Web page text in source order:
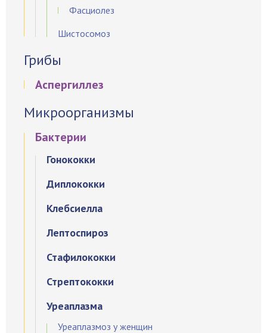
Фасциолез
Шистосомоз
Грибы
Аспергиллез
Микроорганизмы
Бактерии
Гонококки
Диплококки
Клебсиелла
Лептоспироз
Стафилококки
Стрептококки
Уреаплазма
Уреаплазмоз у женщин